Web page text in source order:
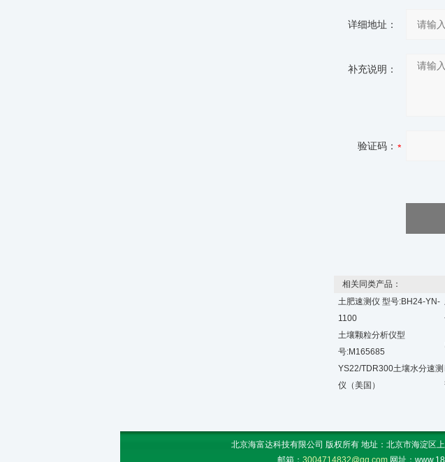
详细地址：
补充说明：
验证码：
相关同类产品：
土肥速测仪 型号:BH24-YN-
1100
土壤颗粒分析仪型
号:M165685
YS22/TDR300土壤水分速测
仪（美国）
北京海富达科技有限公司 版权所有 地址：北京市海淀区
邮箱： 3004714832@qq.com 网址：